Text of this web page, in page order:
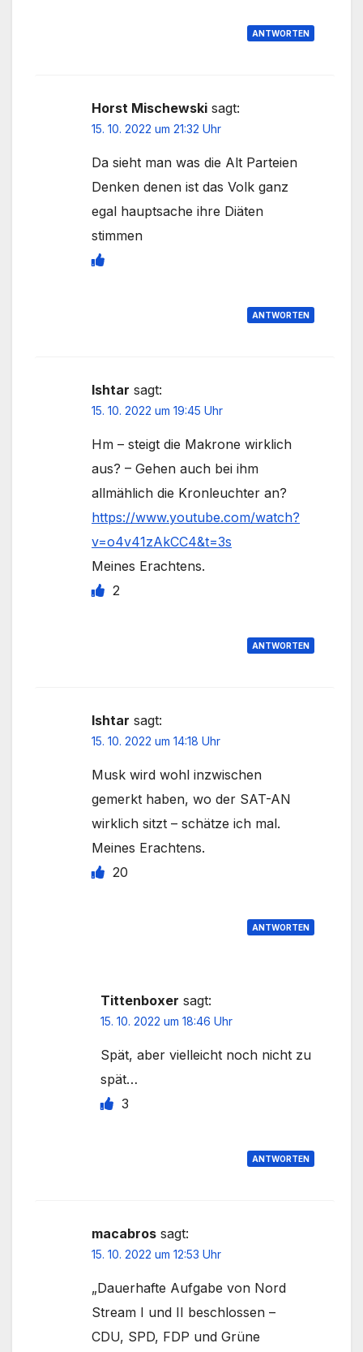
ANTWORTEN
Horst Mischewski sagt:
15. 10. 2022 um 21:32 Uhr
Da sieht man was die Alt Parteien
Denken denen ist das Volk ganz
egal hauptsache ihre Diäten
stimmen
ANTWORTEN
Ishtar sagt:
15. 10. 2022 um 19:45 Uhr
Hm – steigt die Makrone wirklich
aus? – Gehen auch bei ihm
allmählich die Kronleuchter an?
https://www.youtube.com/watch?
v=o4v41zAkCC4&t=3s
Meines Erachtens.
2
ANTWORTEN
Ishtar sagt:
15. 10. 2022 um 14:18 Uhr
Musk wird wohl inzwischen
gemerkt haben, wo der SAT-AN
wirklich sitzt – schätze ich mal.
Meines Erachtens.
20
ANTWORTEN
Tittenboxer sagt:
15. 10. 2022 um 18:46 Uhr
Spät, aber vielleicht noch nicht zu
spät…
3
ANTWORTEN
macabros sagt:
15. 10. 2022 um 12:53 Uhr
„Dauerhafte Aufgabe von Nord
Stream I und II beschlossen –
CDU, SPD, FDP und Grüne